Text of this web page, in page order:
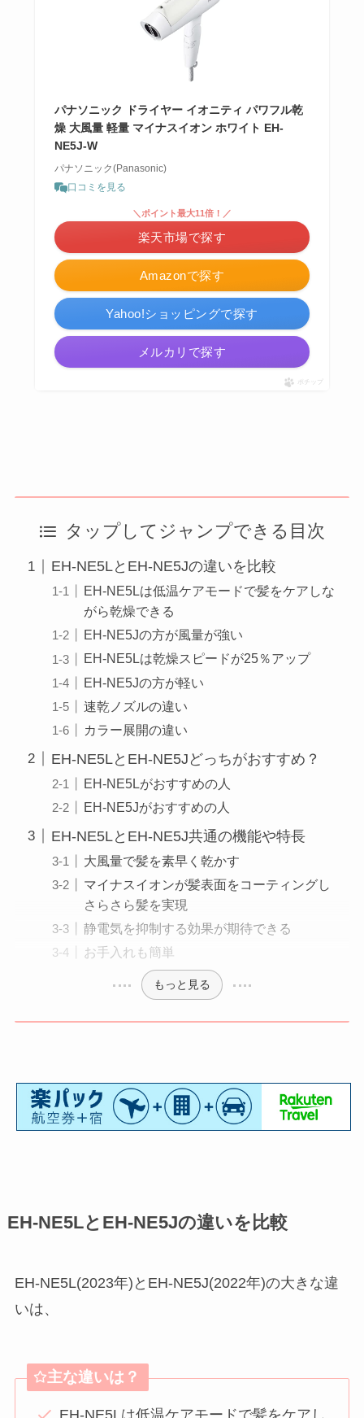
パナソニック ドライヤー イオニティ パワフル乾
燥 大風量 軽量 マイナスイオン ホワイト EH-
NE5J-W
パナソニック(Panasonic)
口コミを見る
Amazonで探す
＼ポイント最大11倍！／
楽天市場で探す
Yahoo!ショッピングで探す
メルカリで探す
ポチップ
タップしてジャンプできる目次
EH-NE5LとEH-NE5Jの違いを比較
EH-NE5Lは低温ケアモードで髪をケアしな
がら乾燥できる
EH-NE5Jの方が風量が強い
EH-NE5Lは乾燥スピードが25％アップ
EH-NE5Jの方が軽い
速乾ノズルの違い
カラー展開の違い
EH-NE5LとEH-NE5Jどっちがおすすめ？
EH-NE5Lがおすすめの人
EH-NE5Jがおすすめの人
EH-NE5LとEH-NE5J共通の機能や特長
大風量で髪を素早く乾かす
マイナスイオンが髪表面をコーティングし
さらさら髪を実現
静電気を抑制する効果が期待できる
お手入れも簡単
もっと見る
EH-NE5LとEH-NE5Jの違いを比較
EH-NE5L(2023年)とEH-NE5J(2022年)の大きな違
いは、
主な違いは？